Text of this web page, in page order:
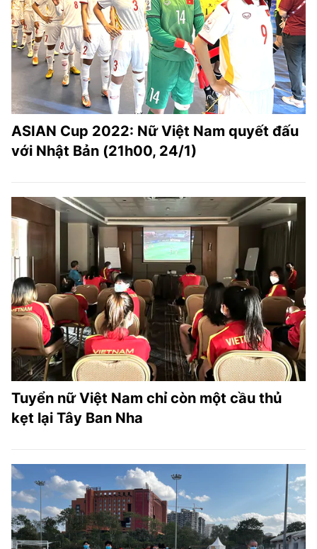
ASIAN Cup 2022: Nữ Việt Nam quyết đấu
với Nhật Bản (21h00, 24/1)
Tuyển nữ Việt Nam chỉ còn một cầu thủ
kẹt lại Tây Ban Nha